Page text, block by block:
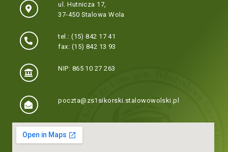
ul. Hutnicza 17,
37-450 Stalowa Wola
tel.: (15) 842 17 41
fax: (15) 842 13 93
NIP: 865 10 27 263
poczta@zs1sikorski.stalowowolski.pl